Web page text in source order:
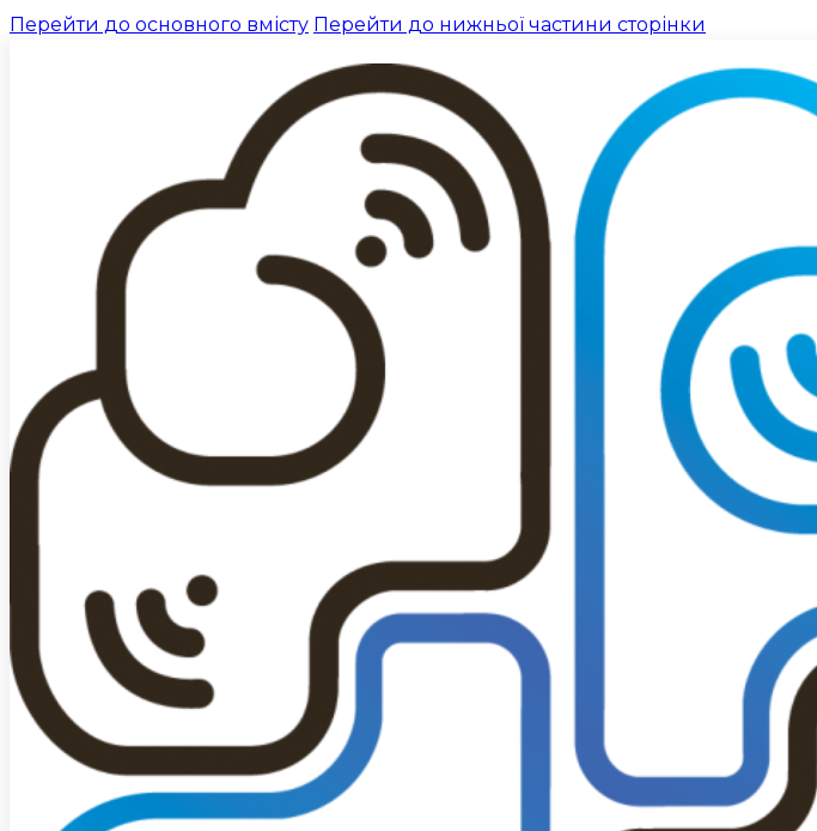
Перейти до основного вмісту Перейти до нижньої частини сторінки